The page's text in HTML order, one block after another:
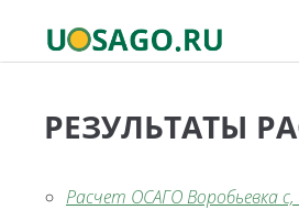
РЕЗУЛЬТАТЫ
Расчет ОСАГО Воробьевка